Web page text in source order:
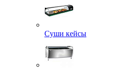
Суши кейсы